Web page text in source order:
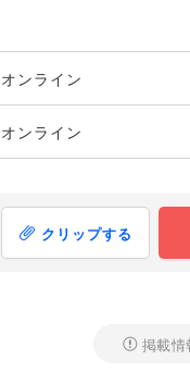
オンライン
オンライン
クリップする
掲載情